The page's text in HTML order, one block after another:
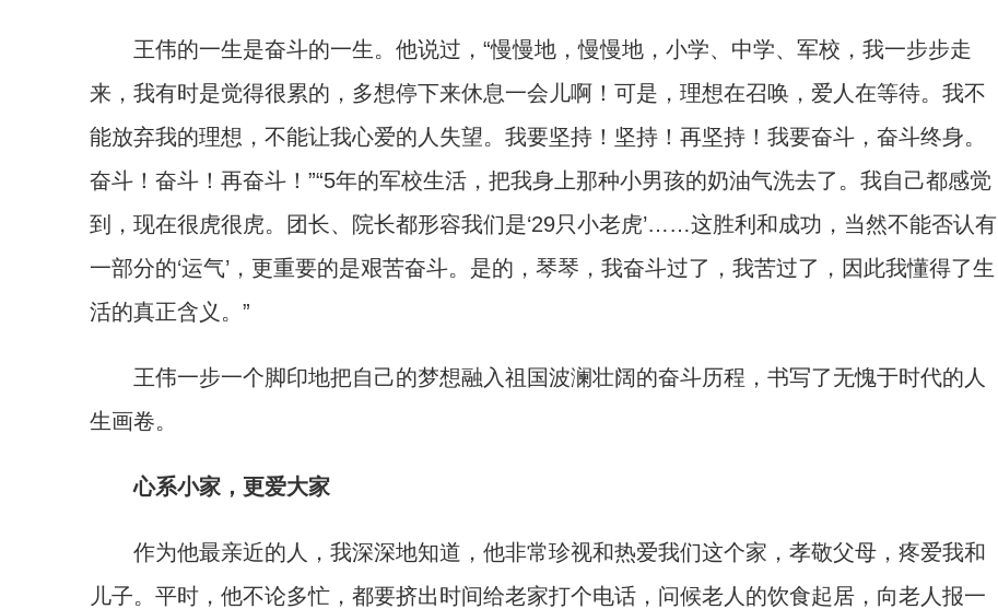
王伟的一生是奋斗的一生。他说过，“慢慢地，慢慢地，小学、中学、军校，我一步步走
来，我有时是觉得很累的，多想停下来休息一会儿啊！可是，理想在召唤，爱人在等待。我不
能放弃我的理想，不能让我心爱的人失望。我要坚持！坚持！再坚持！我要奋斗，奋斗终身。
奋斗！奋斗！再奋斗！”“5年的军校生活，把我身上那种小男孩的奶油气洗去了。我自己都感觉
到，现在很虎很虎。团长、院长都形容我们是‘29只小老虎’……这胜利和成功，当然不能否认有
一部分的‘运气’，更重要的是艰苦奋斗。是的，琴琴，我奋斗过了，我苦过了，因此我懂得了生
活的真正含义。”
王伟一步一个脚印地把自己的梦想融入祖国波澜壮阔的奋斗历程，书写了无愧于时代的人
生画卷。
心系小家，更爱大家
作为他最亲近的人，我深深地知道，他非常珍视和热爱我们这个家，孝敬父母，疼爱我和
儿子。平时，他不论多忙，都要挤出时间给老家打个电话，问候老人的饮食起居，向老人报一